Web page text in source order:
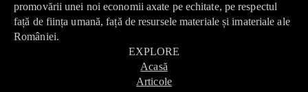
promovării unei noi economii axate pe echitate, pe respectul
față de ființa umană, față de resursele materiale și imateriale ale
României.
EXPLORE
Acasă
Articole